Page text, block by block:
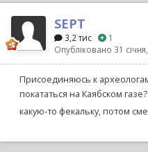
SEPT
3,2 тис
1
Опубліковано 31
Присоединяюсь к
покататься на Каябском газе?
какую-то фекальку, потом